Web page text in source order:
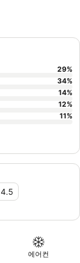
4.5
29%
34%
14%
12%
11%
에어컨